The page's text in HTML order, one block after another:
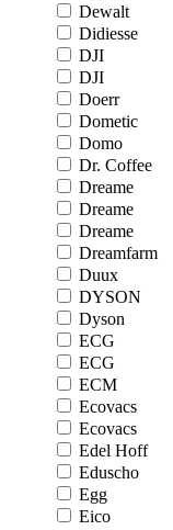
Dewalt
Didiesse
DJI
DJI
Doerr
Dometic
Domo
Dr. Coffee
Dreame
Dreame
Dreame
Dreamfarm
Duux
DYSON
Dyson
ECG
ECG
ECM
Ecovacs
Ecovacs
Edel Hoff
Eduscho
Egg
Eico